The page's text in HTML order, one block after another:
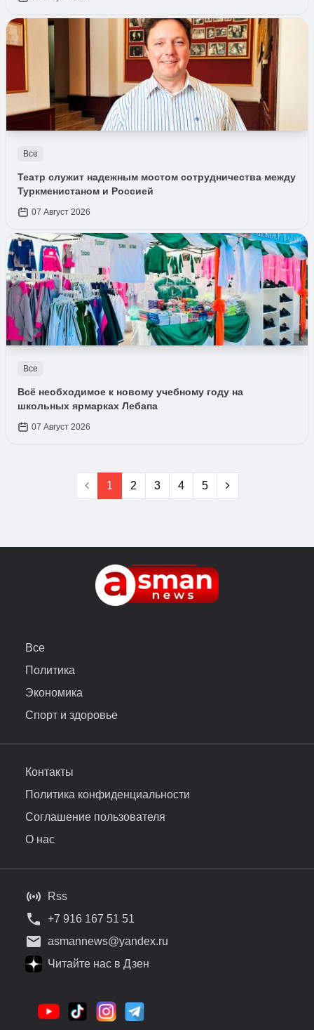
Все
Театр служит надежным мостом сотрудничества между
Туркменистаном и Россией
07 Август 2026
Все
Всё необходимое к новому учебному году на
школьных ярмарках Лебапа
07 Август 2026
1 2 3 4 5
Все
Политика
Экономика
Спорт и здоровье
Контакты
Политика конфиденциальности
Соглашение пользователя
О нас
Rss
+7 916 167 51 51
asmannews@yandex.ru
Читайте нас в Дзен